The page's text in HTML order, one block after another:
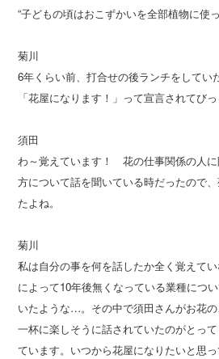
“子どもの頃はおこずかいを全部植物に使
菊川
6年くらい前、打合せの後ランチをしてい
「花屋になります！」って宣言されてびっ
須田
わ～覚えています！ 花の仕事関係の人に
方について話を聞いている時だったので
たよね。
菊川
私は自分の事を何を話したか全く覚えて
によって10年後無くなっている業種につ
いたような…。その中で須田さんがお花
一杯に楽しそうに話されていたのがとっ
ています。いつから花屋になりたいと思